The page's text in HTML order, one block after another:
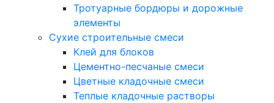
Тротуарные бордюры и дорожные
элементы
Сухие строительные смеси
Клей для блоков
Цементно-песчаные смеси
Цветные кладочные смеси
Теплые кладочные растворы